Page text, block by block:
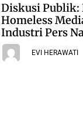
Diskusi Publik:
Homeless
Industri Pers
EVI HERAWATI